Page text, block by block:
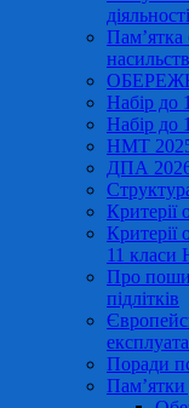
Пам’ятка
Набір до
Набір до
НМТ
ДПА
Критерії
Критерії
11 класи
Про
підлітків
Поради
Пам’ятки